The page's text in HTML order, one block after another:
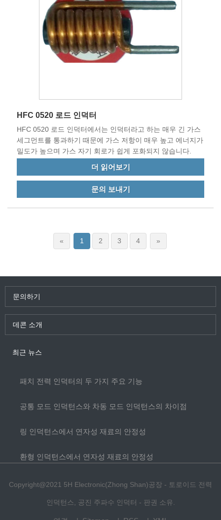
HFC 0520 로드 인덕터
HFC 0520 로드 인덕터에서는 인덕터라고 하는 매우 긴 가스
세그먼트를 통과하기 때문에 가스 저항이 매우 높고 에너지가
밀도가 높으며 가스 자기 회로가 쉽게 포화되지 않습니다.
더 읽어보기
문의 보내기
« 1 2 3 4 »
문의하기
데콘 소개
최근 뉴스
패치 전력 인덕터의 두 가지 주요 기능
공통 모드 인덕턴스와 차동 모드 인덕턴스의 차이점
링 인덕턴스에서 연자성 재료의 안정성
환형 인덕턴스에서 연자성 재료의 안정성
Copyright@2021 5H Electronic(Zhong Shan)공장 - 토로이드 전력
인덕턴스, 공진 주파수 인덕터 - 판권 소유.